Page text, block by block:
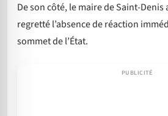
De son côté, le maire de Saint-
regretté l’absence de réaction
sommet de l’État.